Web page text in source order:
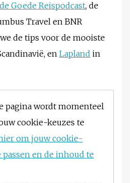
de Goede Reispodcast, de
Travel en BNR
de tips voor de mooiste
en Lapland in
pagina wordt momenteel
cookie-keuzes te
om jouw cookie-
en de inhoud te